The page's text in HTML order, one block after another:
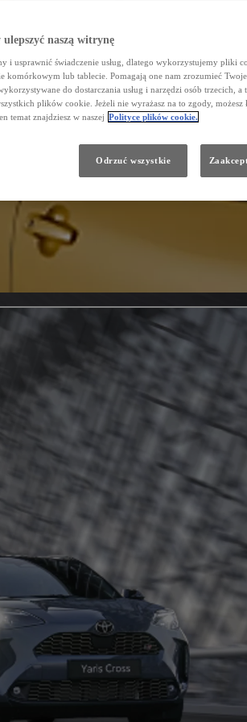
naszą witrynę
i usprawnić świadczenie usług, dlatego wykorzystujemy pliki
komórkowym lub tablecie. Pomagają one nam zrozumieć
do dostarczania usług i narzędzi osób trzecich, a
plików cookie. Jeżeli nie wyrażasz na to zgody, możesz
temat znajdziesz w naszej Polityce plików cookie.
Odrzuć wszystkie